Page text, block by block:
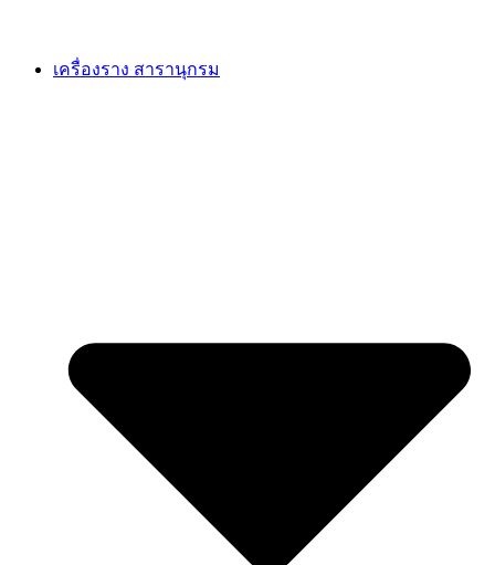
เครื่องราง สารานุกรม